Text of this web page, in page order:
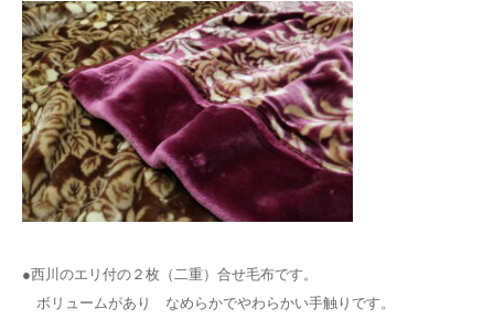
●西川のエリ付の２枚（二重）合せ毛布です。
ボリュームがあり なめらかでやわらかい手触りです。